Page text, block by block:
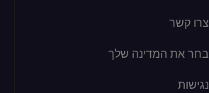
צרו קשר
בחר את המדינה שלך
נגישות